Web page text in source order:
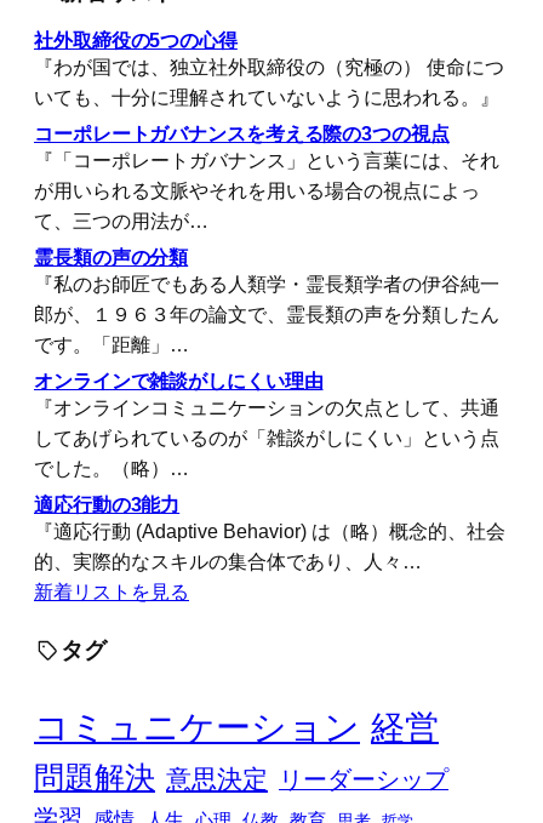
社外取締役の5つの心得
『わが国では、独立社外取締役の（究極の） 使命につ
いても、十分に理解されていないように思われる。』
コーポレートガバナンスを考える際の3つの視点
『「コーポレートガバナンス」という言葉には、それ
が用いられる文脈やそれを用いる場合の視点によっ
て、三つの用法が…
霊長類の声の分類
『私のお師匠でもある人類学・霊長類学者の伊谷純一
郎が、１９６３年の論文で、霊長類の声を分類したん
です。「距離」…
オンラインで雑談がしにくい理由
『オンラインコミュニケーションの欠点として、共通
してあげられているのが「雑談がしにくい」という点
でした。（略）…
適応行動の3能力
『適応行動 (Adaptive Behavior) は（略）概念的、社会
的、実際的なスキルの集合体であり、人々…
新着リストを見る
タグ
コミュニケーション 経営
問題解決 意思決定
リーダーシップ